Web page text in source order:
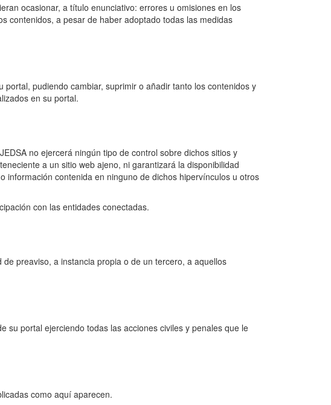
ocasionar, a título enunciativo: errores u omisiones en los
contenidos, a pesar de haber adoptado todas las medidas
pudiendo cambiar, suprimir o añadir tanto los contenidos y
en su portal.
no ejercerá ningún tipo de control sobre dichos sitios y
a un sitio web ajeno, ni garantizará la disponibilidad
información contenida en ninguno de dichos hipervínculos u otros
con las entidades conectadas.
preaviso, a instancia propia o de un tercero, a aquellos
su portal ejerciendo todas las acciones civiles y penales que le
como aquí aparecen.